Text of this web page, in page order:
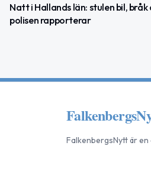
Natt i Hallands län: stulen bil,
polisen rapporterar
FalkenbergsNyttär en